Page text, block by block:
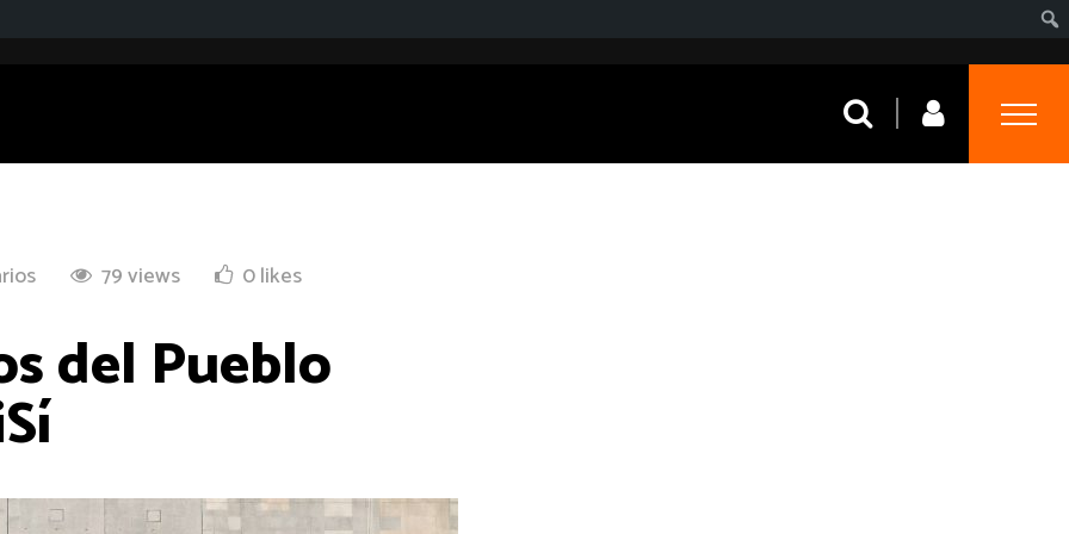
79 views 0 likes
del Pueblo